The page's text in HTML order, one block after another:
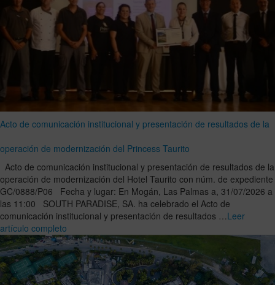
Acto de comunicación institucional y presentación de resultados de la
operación de modernización del Princess Taurito
Acto de comunicación institucional y presentación de resultados de la
operación de modernización del Hotel Taurito con núm. de expediente
GC/0888/P06 Fecha y lugar: En Mogán, Las Palmas a, 31/07/2026 a
las 11:00 SOUTH PARADISE, SA. ha celebrado el Acto de
comunicación institucional y presentación de resultados …Leer
artículo completo